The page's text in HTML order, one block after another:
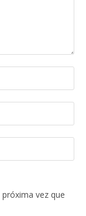
vez que